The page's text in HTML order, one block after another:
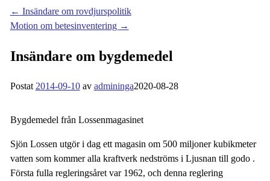
← Insändare om rovdjurspolitik
Motion om betesinventering →
Insändare om bygdemedel
Postat 2014-09-10 av admininga2020-08-28
Bygdemedel från Lossenmagasinet
Sjön Lossen utgör i dag ett magasin om 500 miljoner kubikmeter
vatten som kommer alla kraftverk nedströms i Ljusnan till godo .
Första fulla regleringsåret var 1962, och denna reglering